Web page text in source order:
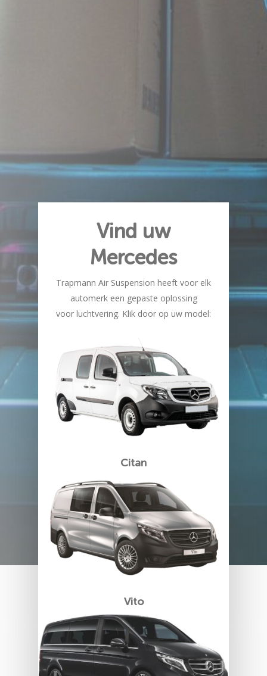
Vind uw
Mercedes
Trapmann Air Suspension heeft voor elk
automerk een gepaste oplossing
voor luchtvering. Klik door op uw model:
Citan
Vito